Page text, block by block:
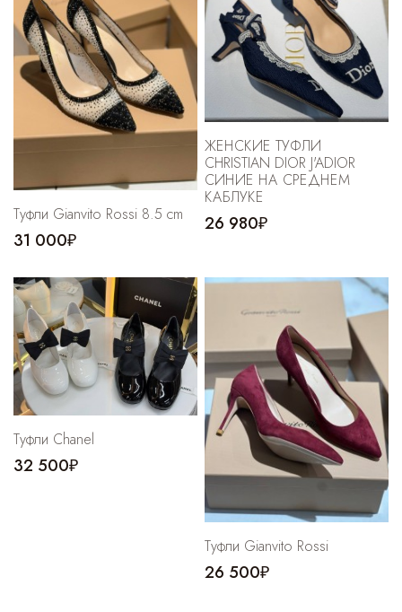
Туфли Gianvito Rossi 8.5 cm
31 000₽
ЖЕНСКИЕ ТУФЛИ
CHRISTIAN DIOR J'ADIOR
СИНИЕ НА СРЕДНЕМ
КАБЛУКЕ
26 980₽
Туфли Chanel
32 500₽
Туфли Gianvito Rossi
26 500₽